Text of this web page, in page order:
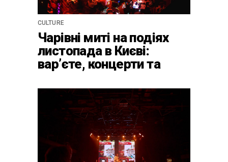
CULTURE
Чарівні миті на подіях
листопада в Києві:
варʼєте, концерти та